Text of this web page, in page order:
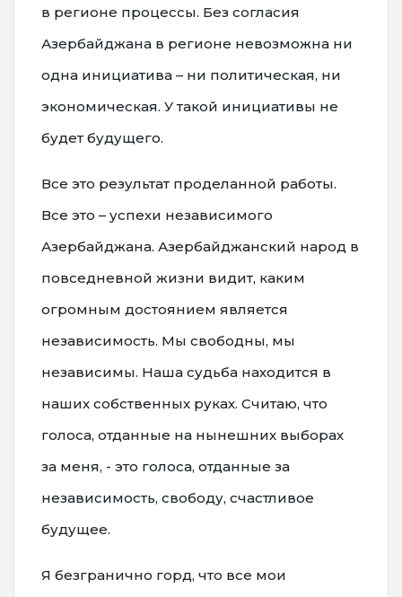
в регионе процессы. Без согласия
Азербайджана в регионе невозможна ни
одна инициатива – ни политическая, ни
экономическая. У такой инициативы не
будет будущего.
Все это результат проделанной работы.
Все это – успехи независимого
Азербайджана. Азербайджанский народ в
повседневной жизни видит, каким
огромным достоянием является
независимость. Мы свободны, мы
независимы. Наша судьба находится в
наших собственных руках. Считаю, что
голоса, отданные на нынешних выборах
за меня, - это голоса, отданные за
независимость, свободу, счастливое
будущее.
Я безгранично горд, что все мои